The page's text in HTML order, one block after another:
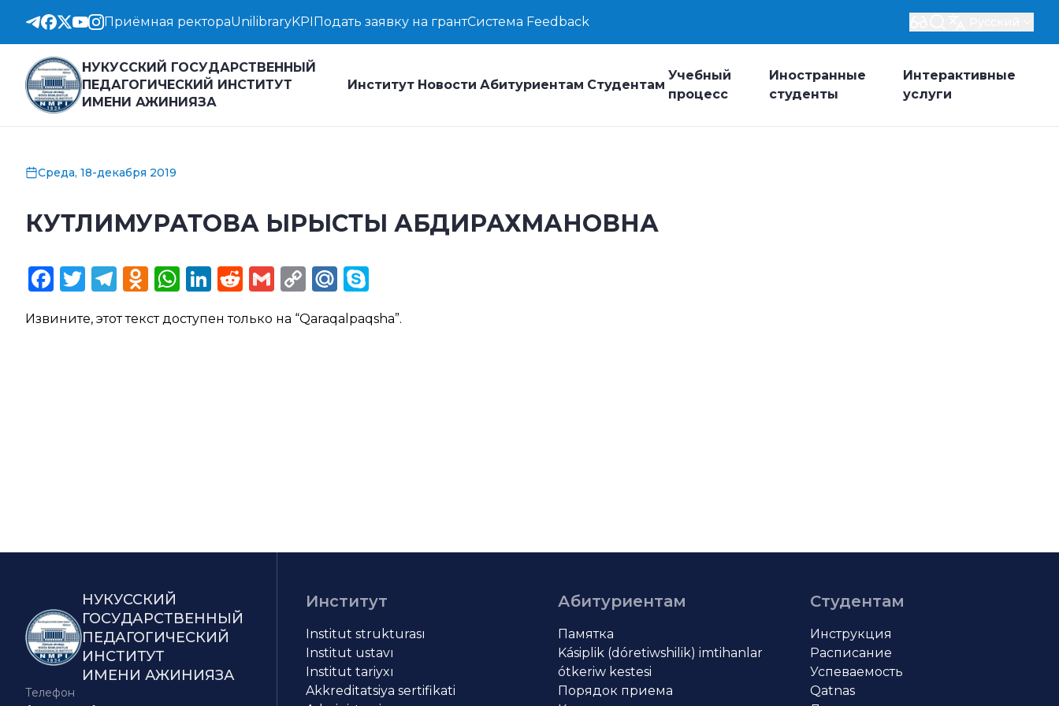
Приёмная ректораUnilibraryKPIПодать заявку на грантСистема Feedback
НУКУССКИЙ ГОСУДАРСТВЕННЫЙ
ПЕДАГОГИЧЕСКИЙ ИНСТИТУТ
ИМЕНИ АЖИНИЯЗА
Институт Новости Абитуриентам Студентам
Учебный
процесс
Иностранные
студенты
Интерактивные
услуги
Среда, 18-декабря 2019
КУТЛИМУРАТОВА ЫРЫСТЫ АБДИРАХМАНОВНА
Facebook
Twitter
Telegram
Odnoklassniki
WhatsApp
LinkedIn
Reddit
Gmail
CopyMail.Ru
Извините, этот текст доступен только на “Qaraqalpaqsha”.
НУКУССКИЙ
ГОСУДАРСТВЕННЫЙ
ПЕДАГОГИЧЕСКИЙ
ИНСТИТУТ
ИМЕНИ АЖИНИЯЗА
Телефон
Институт
Institut strukturası
Institut ustavı
Institut tariyxı
Akkreditatsiya sertifikati
Абитуриентам
Памятка
Kásiplik (dóretiwshilik) imtihanlar
ótkeriw kestesi
Порядок приема
Студентам
Инструкция
Расписание
Успеваемость
Qatnas